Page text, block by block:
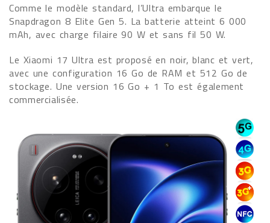
Comme le modèle standard, l’Ultra embarque le
Snapdragon 8 Elite Gen 5. La batterie atteint 6 000
mAh, avec charge filaire 90 W et sans fil 50 W.
Le Xiaomi 17 Ultra est proposé en noir, blanc et vert,
avec une configuration 16 Go de RAM et 512 Go de
stockage. Une version 16 Go + 1 To est également
commercialisée.